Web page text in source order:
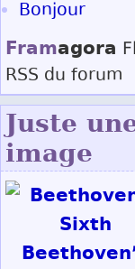
Bonjour
Framagora
RSS du forum
Juste
image